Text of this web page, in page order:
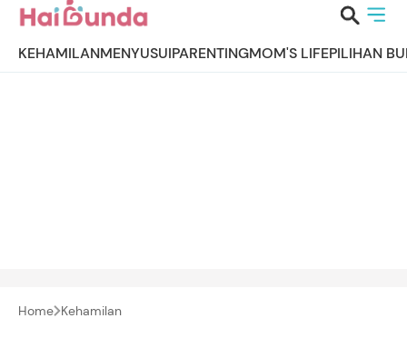
KEHAMILANMENYUSUIPARENTINGMOM'S LIFEPILIHAN
Home Kehamilan